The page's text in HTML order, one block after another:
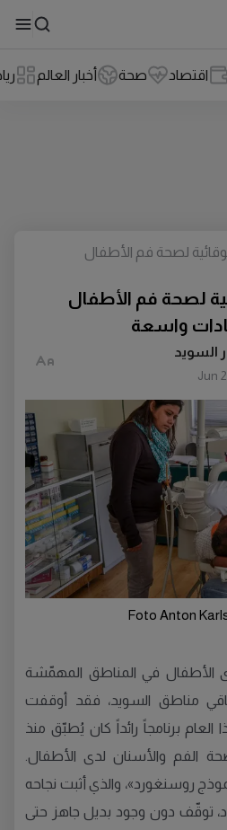
اقتصاد صحة أخبار العالم
السويد
Jun
لصحة فم الأطفال
واسعة
لصحة فم الأطفال
Foto Anton
الأطفال في المناطق المهمّشة
مناطق السويد، فقد أوقفت
برنامجاً رائداً كان يُطبّق منذ
الفم والأسنان لدى الأطفال.
روسنغورد»، والذي أثبت نجاحه
توقّف دون وجود بديل جاهز حتى